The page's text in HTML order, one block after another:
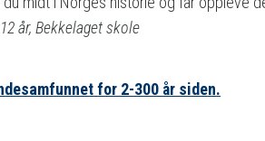
år, Bekkelaget skole
for 2-300 år siden.